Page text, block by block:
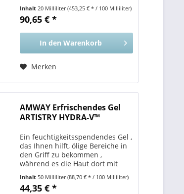
Peeling geschützt . Das Pilzenzym
deaktiviert sich automatisch von
selbst,...
Inhalt 20 Milliliter(453,25 € * / 100 Milliliter)
90,65 € *
In den Warenkorb
Merken
AMWAY Erfrischendes Gel
ARTISTRY HYDRA-V™
Ein feuchtigkeitsspendendes Gel ,
das Ihnen hilft, ölige Bereiche in
den Griff zu bekommen ,
während es die Haut dort mit
am meisten braucht. Vorteile für
Sie Hilft Ihnen, ölige bis
Inhalt50 Milliliter(88,70 € * / 100 Milliliter)
44,35 € *